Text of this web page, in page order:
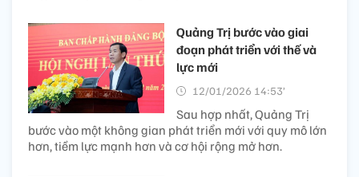
Quảng Trị bước vào giai
đoạn phát triển với thế và
lực mới
12/01/2026 14:53’
Sau hợp nhất, Quảng Trị
bước vào một không gian phát triển mới với quy mô lớn
hơn, tiềm lực mạnh hơn và cơ hội rộng mở hơn.